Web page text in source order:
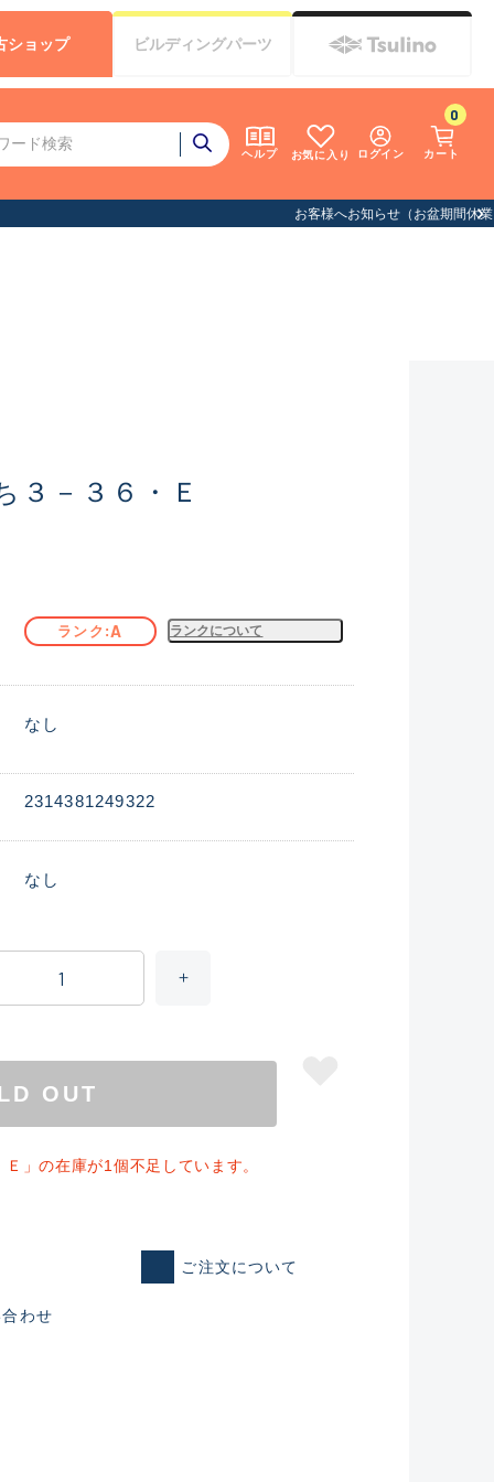
ヘルプ お気に入り ログイン カート
0
ショップ ビルディングパーツ
れた未使用
３－３６・Ｅ
ランク A ランクについて
なし
2314381249322
なし
OUT
」の在庫が1個不足しています。
ご注文について
わせ